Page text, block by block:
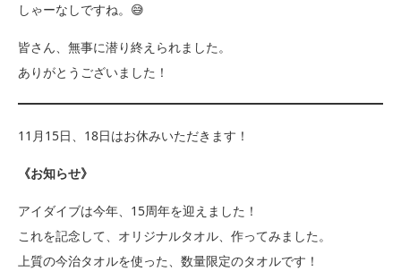
しゃーなしですね。😅
皆さん、無事に潜り終えられました。
ありがとうございました！
11月15日、18日はお休みいただきます！
《お知らせ》
アイダイブは今年、15周年を迎えました！
これを記念して、オリジナルタオル、作ってみました。
上質の今治タオルを使った、数量限定のタオルです！